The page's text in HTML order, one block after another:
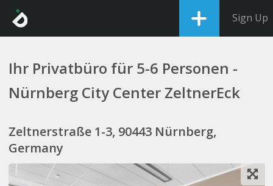
Sign Up
Ihr Privatbüro für 5-6 Personen -
Nürnberg City Center ZeltnerEck
Zeltnerstraße 1-3, 90443 Nürnberg,
Germany